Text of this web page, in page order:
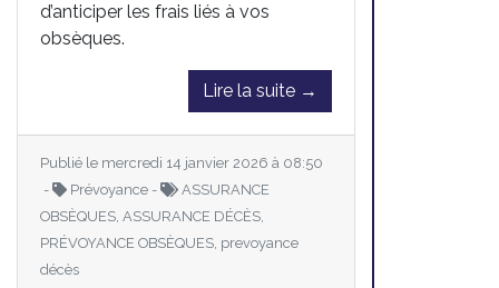
d’anticiper les frais liés à vos
obsèques.
Lire la suite →
Publié le mercredi 14 janvier 2026 à 08:50
-
Prévoyance -
ASSURANCE
OBSÈQUES, ASSURANCE DÉCÈS,
PRÉVOYANCE OBSÈQUES, prevoyance
décès